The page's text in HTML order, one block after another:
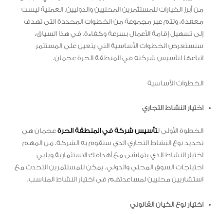
من أبرز الخيارات للمستثمرين المحليين والدوليين. العملية ليست
معقدة، وتتم عبر مجموعة من الخطوات المحددة التي تهدف
إلى تسهيل إقامة الأعمال بسرعة وكفاءة. في هذا السياق،
سنستعرض الخطوات الأساسية التي يتعين على المستثمر
اتباعها لتأسيس شركته في المنطقة الحرة عجمان.
الخطوات الأساسية
اختيار النشاط التجاري
الخطوة الأولى لتأسيس شركة في المنطقة الحرةعجمان هي
تحديد نوع النشاط التجاري الذي ستقوم به الشركة. من المهم
اختيار النشاط الذي يتماشى مع أهدافك الاستثمارية ويلبي
احتياجات السوق المحلي والدولي. يمكن للمستثمرين التحدث مع
استشاريين محليين لمساعدتهم في اختيار النشاط المناسب.
اختيار نوع الكيان القانوني